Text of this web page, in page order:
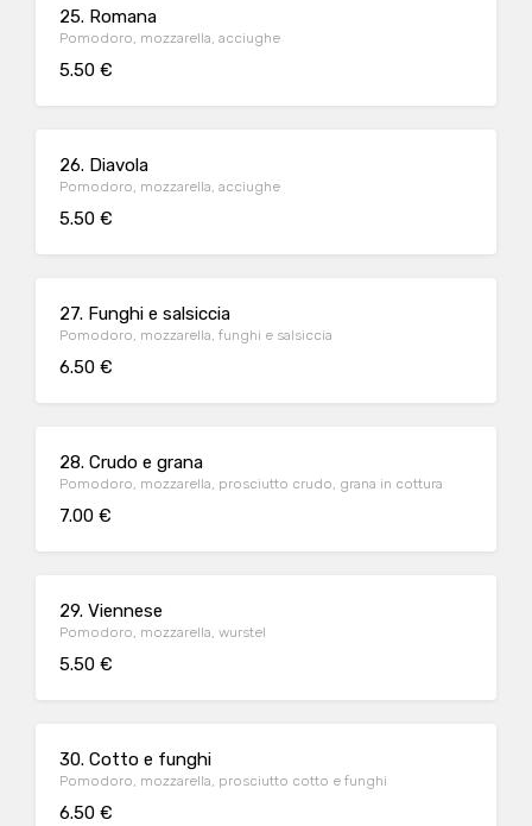
25. Romana
Pomodoro, mozzarella, acciughe
5.50 €
26. Diavola
Pomodoro, mozzarella, acciughe
5.50 €
27. Funghi e salsiccia
Pomodoro, mozzarella, funghi e salsiccia
6.50 €
28. Crudo e grana
Pomodoro, mozzarella, prosciutto crudo, grana in cottura
7.00 €
29. Viennese
Pomodoro, mozzarella, wurstel
5.50 €
30. Cotto e funghi
Pomodoro, mozzarella, prosciutto cotto e funghi
6.50 €